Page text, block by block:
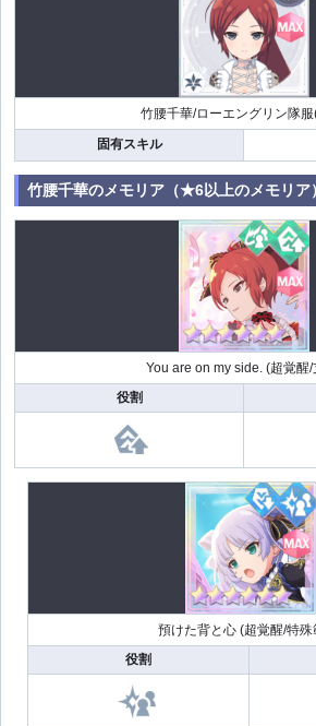
竹腰千華/ローエングリン隊
固有スキル
竹腰千華のメモリア（★6以上のメモリア）
You are on my side. (超覚醒/
役割
預けた背と心 (超覚醒/特殊
役割